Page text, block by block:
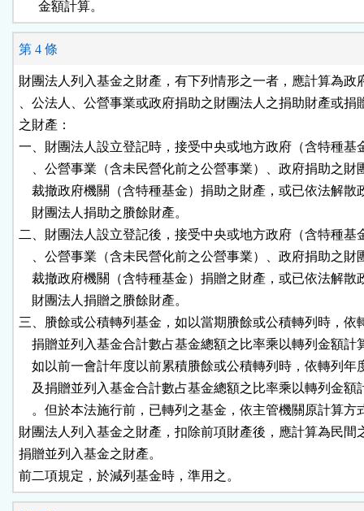
      金額計算。
第 4 條
財團法人列入基金之財產，有下列情形之一者，應計算為政
、公法人、公營事業或政府捐助之財團法人之捐助財產或捐
之財產：
一、財團法人設立登記時，接受中央或地方政府（含特種基
、公營事業（含未民營化前之公營事業）、政府捐助之財
裁撤政府機關（含特種基金）捐助之財產，或已依法解散
    財團法人捐助之賸餘財產。
二、財團法人設立登記後，接受中央或地方政府（含特種基
、公營事業（含未民營化前之公營事業）、政府捐助之財
裁撤政府機關（含特種基金）捐贈之財產，或已依法解散
    財團法人捐贈之賸餘財產。
三、賸餘或公積轉列基金，如以當期賸餘或公積轉列時，依
捐贈並列入基金合計數占基金總額之比率乘以轉列金額計
如以前一會計年度以前累積賸餘或公積轉列時，依轉列年
及捐贈並列入基金合計數占基金總額之比率乘以轉列金額
。但於本法施行前，已轉列之基金，依主管機關原計算方
財團法人列入基金之財產，扣除前項財產後，應計算為民間
捐贈並列入基金之財產。
前二項規定，於減列基金時，準用之。